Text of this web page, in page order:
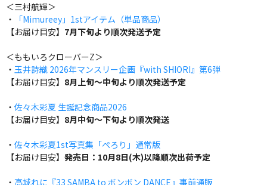
＜三村航輝＞
・
「Mimureey」1stアイテム（単品商品）
【お届け目安】 7月下旬より順次発送予定
＜ももいろクローバーZ＞
・ 玉井詩織 2026年マンスリー企画『with SHIORI』第6弾
【お届け目安】 8月上旬～中旬より順次発送予定
・ 佐々木彩夏 生誕記念商品2026
【お届け目安】 8月中旬～下旬より順次発送
・ 佐々木彩夏1st写真集「ぺろり」通常版
【お届け目安】 発売日：10月8日(木)以降順次出荷予定
・ 高城れに『33 SAMBA to ボンボン DANCE』事前通販